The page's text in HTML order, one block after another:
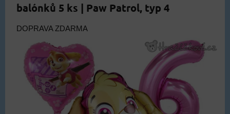
balónků 5 ks | Paw Patrol, typ 4
DOPRAVA ZDARMA